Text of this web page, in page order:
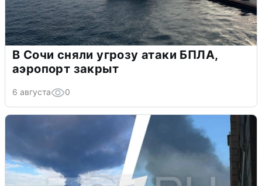
В Сочи сняли угрозу атаки БПЛА,
аэропорт закрыт
6 августа 0